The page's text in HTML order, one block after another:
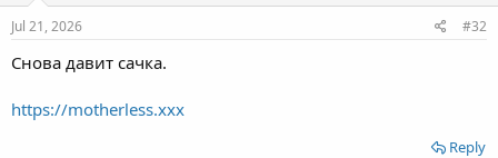
Jul 21, 2026 #32
Снова давит сачка.
https://motherless.xxx
Reply